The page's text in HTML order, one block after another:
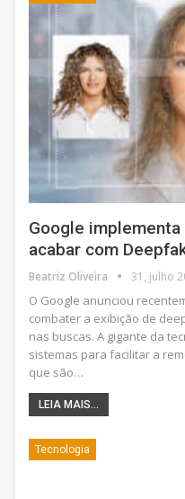
Google implementa
acabar com
Beatriz Oliveira 31, julho
O Google anunciou
combater a exibição de
nas buscas. A gigante da
sistemas para facilitar a
que são…
LEIA MAIS...
Tecnologia